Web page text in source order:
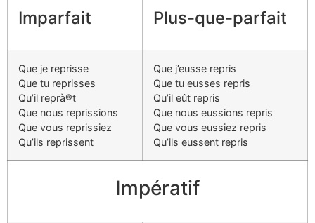
Imparfait Plus-que-parfait
Que je reprisse
Que tu reprisses
Qu’il reprà®t
Que nous reprissions
Que vous reprissiez
Qu’ils reprissent
Que j’eusse repris
Que tu eusses repris
Qu’il eût repris
Que nous eussions repris
Que vous eussiez repris
Qu’ils eussent repris
Impératif